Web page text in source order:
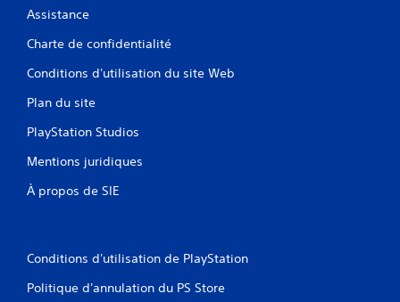
Assistance
Charte de confidentialité
Conditions d'utilisation du site Web
Plan du site
PlayStation Studios
Mentions juridiques
À propos de SIE
Conditions d'utilisation de PlayStation
Politique d'annulation du PS Store